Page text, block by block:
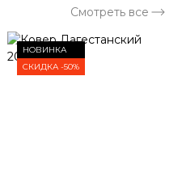
Смотреть все
НОВИНКА
СКИДКА -50%